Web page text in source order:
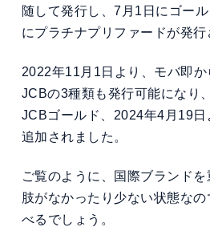
随して発行し、7月1日にゴー
にプラチナプリファードが発行
2022年11月1日より、モバ即か
JCBの3種類も発行可能になり
JCBゴールド、2024年4月19
追加されました。
ご覧のように、国際ブランド
肢がなかったり少ない状態な
べるでしょう。